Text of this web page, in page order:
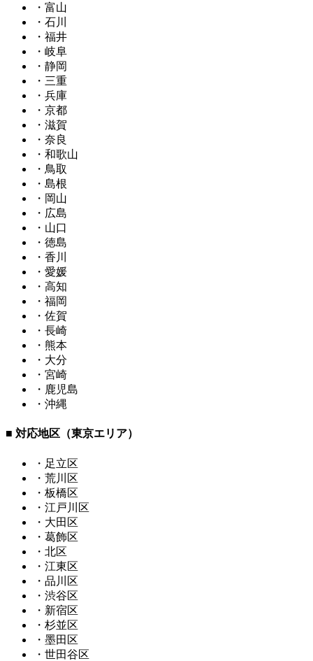
・富山
・石川
・福井
・岐阜
・静岡
・三重
・兵庫
・京都
・滋賀
・奈良
・和歌山
・鳥取
・島根
・岡山
・広島
・山口
・徳島
・香川
・愛媛
・高知
・福岡
・佐賀
・長崎
・熊本
・大分
・宮崎
・鹿児島
・沖縄
■ 対応地区（東京エリア）
・足立区
・荒川区
・板橋区
・江戸川区
・大田区
・葛飾区
・北区
・江東区
・品川区
・渋谷区
・新宿区
・杉並区
・墨田区
・世田谷区